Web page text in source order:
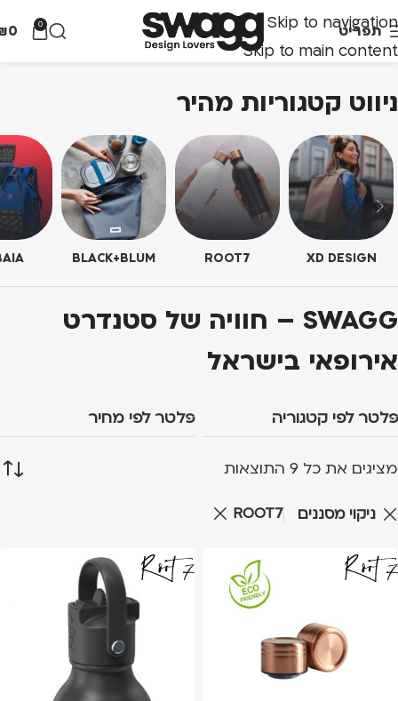
Skip to navigation
Skip to main content
תפריט 0
0
ניווט קטגוריות מהיר
XD DESIGN
ROOT7
BLACK+BLUM
SWAGG – חוויה של סטנדרט
אירופאי בישראל
פלטר לפי קטגוריה פלטר לפי מחיר
מציגים את כל ⁦9⁩ התוצאות
ניקוי מסננים ROOT7